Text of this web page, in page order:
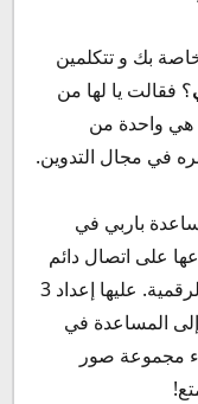
بك و تتكلمين
؟ فقالت يا لها من
هي واحدة من
في مجال التدوين.
باربي في
على اتصال دائم
بها و معرفة اخر اخبارها و اخبار مدونتها الرقمية. عليها إعداد 3
المساعدة في
مجموعة صور